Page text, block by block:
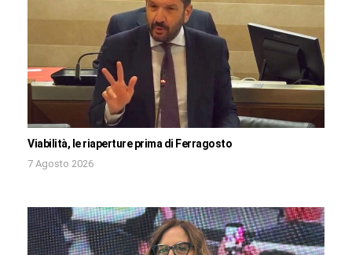
Viabilità, le riaperture prima di Ferragosto
7 Agosto 2026